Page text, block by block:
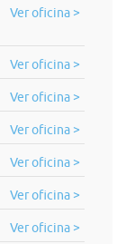
Ver oficina >
Ver oficina >
Ver oficina >
Ver oficina >
Ver oficina >
Ver oficina >
Ver oficina >